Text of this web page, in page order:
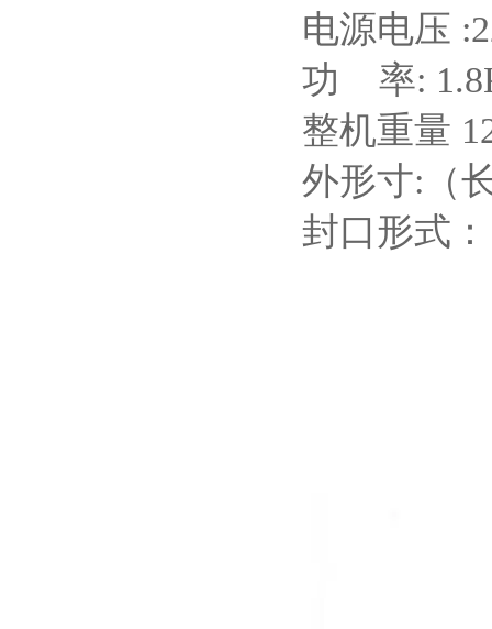
电源电压
功 率:
整机重量
外形寸:（
封口形式